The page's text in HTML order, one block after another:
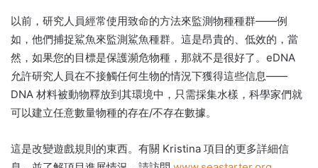
以前，研究人員經常使用致命的方法來監測物種種群——例
如，他們捕捉鯊魚來監測鯊魚種群。 這是昂貴的、低效的，當
然，如果您的目標是保護瀕危物種，那就不是很好了。 eDNA
允許研究人員在不接觸任何生物的情況下獲得這些信息——
DNA 材料被動物釋放到其環境中，只需採集水樣，科學家們就
可以建立任意數量物種的存在/不存在數據。
這是改變遊戲規則的東西。 有關 Kristina 項目的更多詳細信